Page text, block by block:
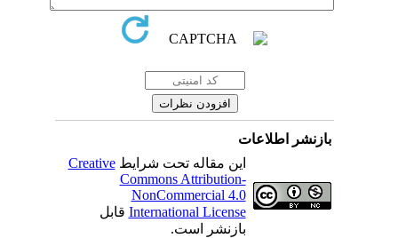
بازنشر اطلاعات
این مقاله تحت شرایطCreative
Commons Attribution-
NonCommercial 4.0
International Licenseقابل
بازنشر است.